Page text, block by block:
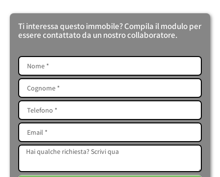
Ti interessa questo immobile? Compila il modulo per
essere contattato da un nostro collaboratore.